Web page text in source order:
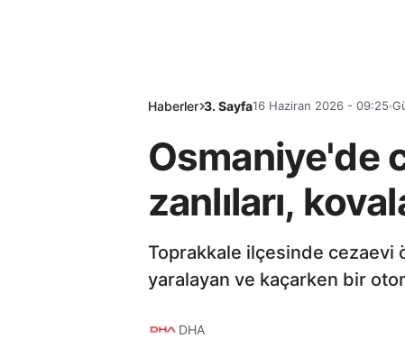
Haberler 3. Sayfa16 Haziran 2026 - 09:25
Osmaniye'de
zanlıları,
Toprakkale ilçesinde cezaevi
yaralayan ve kaçarken bir
DHA